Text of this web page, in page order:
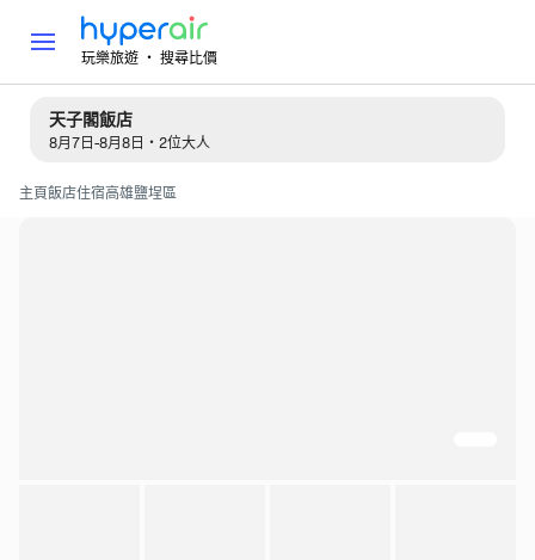
玩樂旅遊 ‧ 搜尋比價
天子閣飯店
8月7日-8月8日・2位大人
主頁飯店住宿高雄鹽埕區